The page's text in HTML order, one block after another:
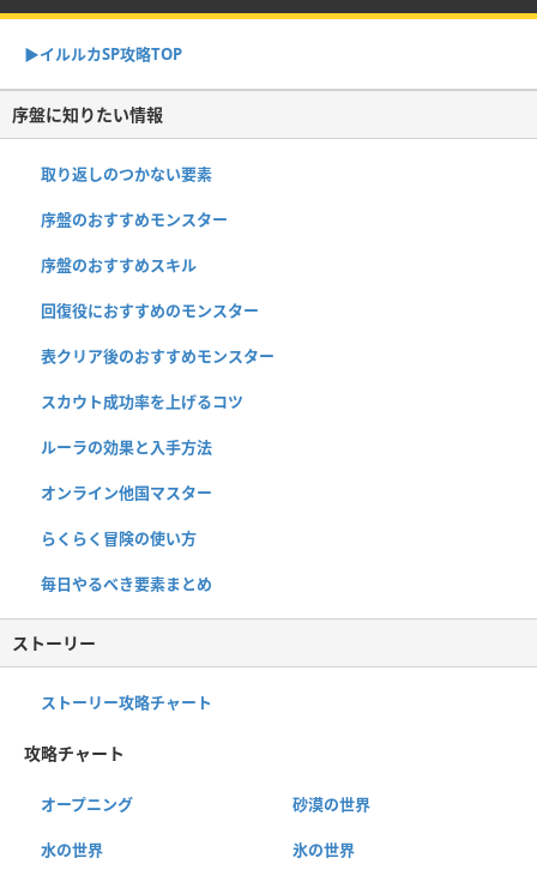
▶︎イルルカSP攻略TOP
序盤に知りたい情報
取り返しのつかない要素
序盤のおすすめモンスター
序盤のおすすめスキル
回復役におすすめのモンスター
表クリア後のおすすめモンスター
スカウト成功率を上げるコツ
ルーラの効果と入手方法
オンライン他国マスター
らくらく冒険の使い方
毎日やるべき要素まとめ
ストーリー
ストーリー攻略チャート
攻略チャート
オープニング 砂漠の世界
水の世界 氷の世界